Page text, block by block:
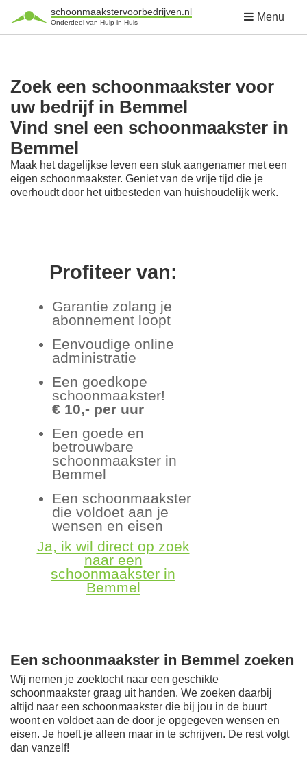
schoonmaakstervoorbedrijven.nl
Onderdeel van Hulp-in-Huis Menu
Zoek een schoonmaakster voor
uw bedrijf in Bemmel
Vind snel een schoonmaakster in
Bemmel
Maak het dagelijkse leven een stuk aangenamer met een
eigen schoonmaakster. Geniet van de vrije tijd die je
overhoudt door het uitbesteden van huishoudelijk werk.
Profiteer van:
Garantie zolang je
abonnement loopt
Eenvoudige online
administratie
Een goedkope
schoonmaakster!
€ 10,- per uur
Een goede en
betrouwbare
schoonmaakster in
Bemmel
Een schoonmaakster
die voldoet aan je
wensen en eisen
Ja, ik wil direct op zoek
naar een
schoonmaakster in
Bemmel
Een schoonmaakster in Bemmel zoeken
Wij nemen je zoektocht naar een geschikte
schoonmaakster graag uit handen. We zoeken daarbij
altijd naar een schoonmaakster die bij jou in de buurt
woont en voldoet aan de door je opgegeven wensen en
eisen. Je hoeft je alleen maar in te schrijven. De rest volgt
dan vanzelf!